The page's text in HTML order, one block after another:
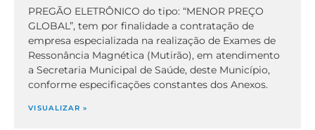
PREGÃO ELETRÔNICO do tipo: “MENOR PREÇO
GLOBAL”, tem por finalidade a contratação de
empresa especializada na realização de Exames de
Ressonância Magnética (Mutirão), em atendimento
a Secretaria Municipal de Saúde, deste Município,
conforme especificações constantes dos Anexos.
VISUALIZAR »